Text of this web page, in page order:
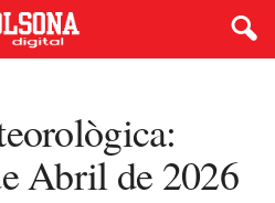
Abril de 2026